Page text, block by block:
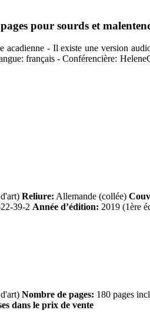
pour sourds et
acadienne - Il existe une version
français - Conférencière:
Reliure: Allemande (collée)
39-2 Année d’édition: 2019 (1ère
Nombre de pages: 180 pages
dans le prix de vente